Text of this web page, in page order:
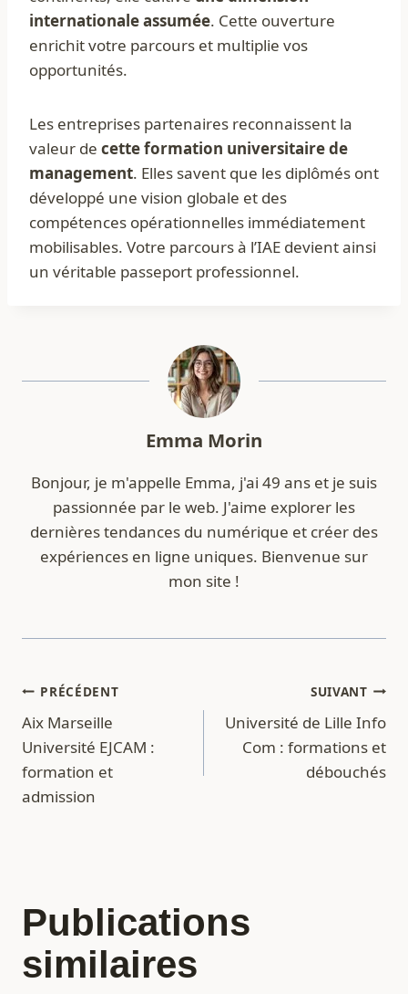
internationale assumée. Cette ouverture
enrichit votre parcours et multiplie vos
opportunités.
Les entreprises partenaires reconnaissent la
valeur de cette formation universitaire de
management. Elles savent que les diplômés ont
développé une vision globale et des
compétences opérationnelles immédiatement
mobilisables. Votre parcours à l’IAE devient ainsi
un véritable passeport professionnel.
Emma Morin
Bonjour, je m'appelle Emma, j'ai 49 ans et je suis
passionnée par le web. J'aime explorer les
dernières tendances du numérique et créer des
expériences en ligne uniques. Bienvenue sur
mon site !
Navigation
de
l’article
PRÉCÉDENT
Aix Marseille
Université EJCAM :
formation et
admission
SUIVANT
Université de Lille Info
Com : formations et
débouchés
Publications
similaires